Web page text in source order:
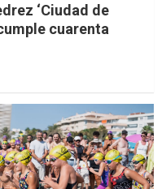
‘Ciudad de
cuarenta